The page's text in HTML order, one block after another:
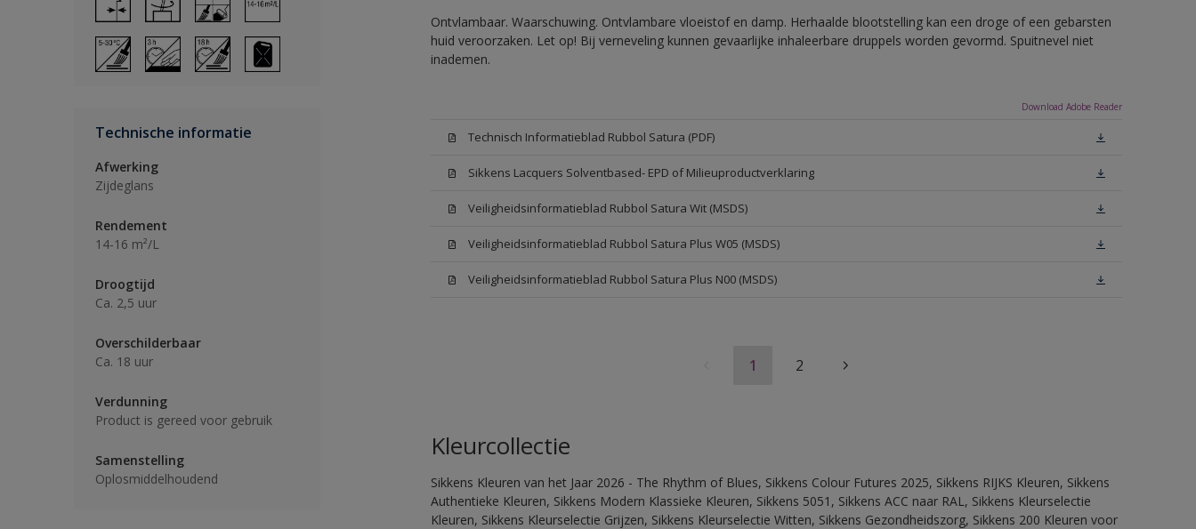
Technische informatie
Afwerking
Zijdeglans
Rendement
14-16 m²/L
Droogtijd
Ca. 2,5 uur
Overschilderbaar
Ca. 18 uur
Verdunning
Product is gereed voor gebruik
Samenstelling
Oplosmiddelhoudend
Ontvlambaar. Waarschuwing. Ontvlambare vloeistof en damp. Herhaalde blootstelling kan een droge of een gebarsten
huid veroorzaken. Let op! Bij verneveling kunnen gevaarlijke inhaleerbare druppels worden gevormd. Spuitnevel niet
inademen.
Download Adobe Reader
Technisch Informatieblad Rubbol Satura (PDF)
Sikkens Lacquers Solventbased- EPD of Milieuproductverklaring
Veiligheidsinformatieblad Rubbol Satura Wit (MSDS)
Veiligheidsinformatieblad Rubbol Satura Plus W05 (MSDS)
Veiligheidsinformatieblad Rubbol Satura Plus N00 (MSDS)
1 2
Kleurcollectie
Sikkens Kleuren van het Jaar 2026 - The Rhythm of Blues, Sikkens Colour Futures 2025, Sikkens RIJKS Kleuren, Sikkens
Authentieke Kleuren, Sikkens Modern Klassieke Kleuren, Sikkens 5051, Sikkens ACC naar RAL, Sikkens Kleurselectie
Kleuren, Sikkens Kleurselectie Grijzen, Sikkens Kleurselectie Witten, Sikkens Gezondheidszorg, Sikkens 200 Kleuren voor